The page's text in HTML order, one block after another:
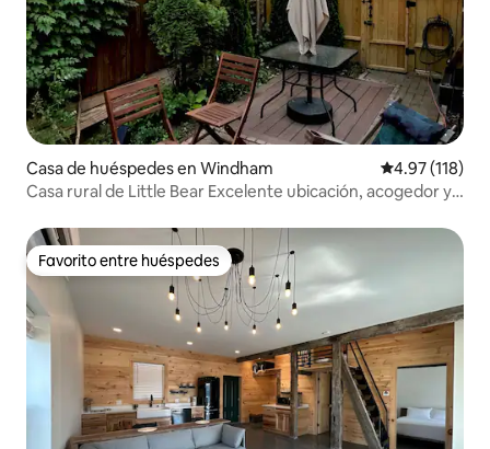
Casa de huéspedes en Windham Calificación
4.97 (118)
Casa rural de Little Bear Excelente ubicación, acogedor y
Favorito entre huéspedes
Favorito entre huéspedes